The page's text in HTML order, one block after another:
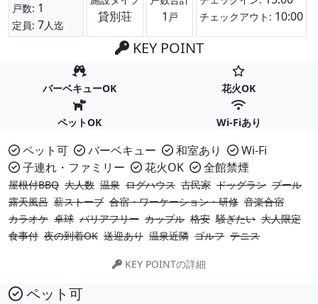
戸数: 1
定員: 7人迄
貸別荘 1 戸 チェックアウト: 10:00
KEY POINT
バーベキューOK 花火OK
ペットOK Wi-Fiあり
ペット可 バーベキュー 和室あり
Wi-Fi
子連れ・ファミリー
花火OK 全館禁煙
屋根付BBQ 大人数 温泉 ログハウス 古民家 ドッグラン プール
露天風呂 薪ストーブ 合宿・ワーケーション・研修 音楽合宿
カラオケ 卓球 バリアフリー カップル 格安 騒ぎたい 大人限定
食事付 夜の到着OK 送迎あり 温泉近隣 ゴルフ テニス
KEY POINTの詳細
ペット可